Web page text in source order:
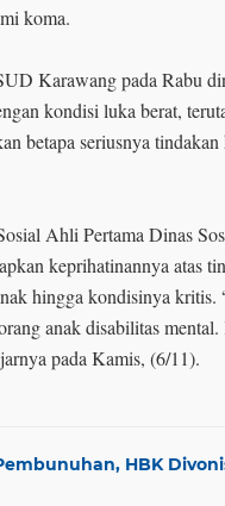
koma.
Karawang pada Rabu
kondisi luka berat,
betapa seriusnya
Ahli Pertama Dinas
keprihatinannya atas
hingga kondisinya kritis.
anak disabilitas
pada Kamis, (6/11).
HBK